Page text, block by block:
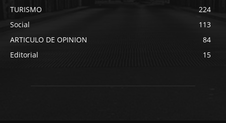
TURISMO
224
Social
113
ARTICULO DE OPINION
84
Editorial
15